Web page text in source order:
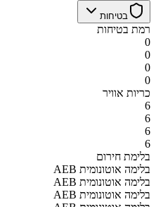
בטיחות
רמת בטיחות
0
0
0
0
כריות אוויר
6
6
6
6
בלימת חירום
AEB בלימה אוטונומית
AEB בלימה אוטונומית
AEB בלימה אוטונומית